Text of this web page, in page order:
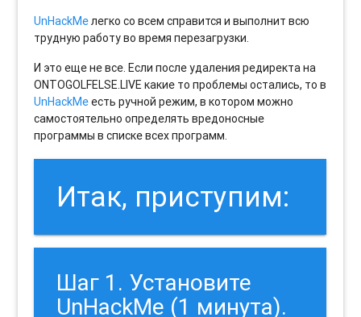
UnHackMeлегко со всем справится и выполнит всю
трудную работу во время перезагрузки.
И это еще не все. Если после удаления редиректа на
ONTOGOLFELSE.LIVE какие то проблемы остались, то в
UnHackMeесть ручной режим, в котором можно
самостоятельно определять вредоносные
программы в списке всех программ.
Итак, приступим:
Шаг 1. Установите
UnHackMe (1 минута).